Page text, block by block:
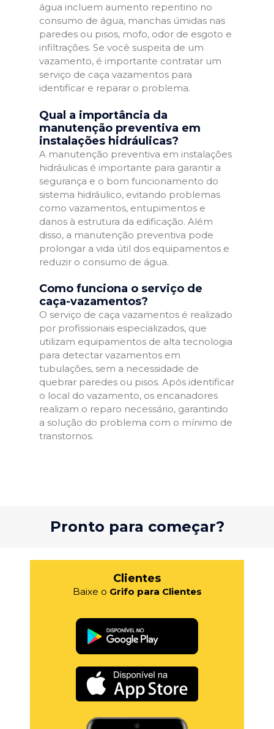
água incluem aumento repentino no
consumo de água, manchas úmidas nas
paredes ou pisos, mofo, odor de esgoto e
infiltrações. Se você suspeita de um
vazamento, é importante contratar um
serviço de caça vazamentos para
identificar e reparar o problema.
Qual a importância da
manutenção preventiva em
instalações hidráulicas?
A manutenção preventiva em instalações
hidráulicas é importante para garantir a
segurança e o bom funcionamento do
sistema hidráulico, evitando problemas
como vazamentos, entupimentos e
danos à estrutura da edificação. Além
disso, a manutenção preventiva pode
prolongar a vida útil dos equipamentos e
reduzir o consumo de água.
Como funciona o serviço de
caça-vazamentos?
O serviço de caça vazamentos é realizado
por profissionais especializados, que
utilizam equipamentos de alta tecnologia
para detectar vazamentos em
tubulações, sem a necessidade de
quebrar paredes ou pisos. Após identificar
o local do vazamento, os encanadores
realizam o reparo necessário, garantindo
a solução do problema com o mínimo de
transtornos.
Pronto para começar?
Clientes
Baixe o Grifo para Clientes